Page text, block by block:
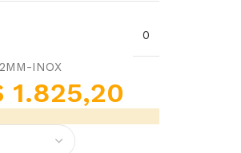
0
INOX
1.825,20